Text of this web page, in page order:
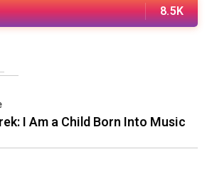
8.5K
I Am a Child Born Into Music